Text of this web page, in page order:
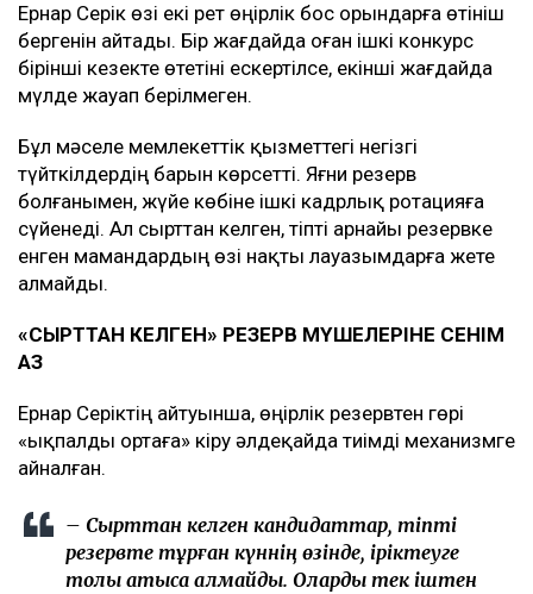
Ернар Серік өзі екі рет өңірлік бос орындарға өтініш
бергенін айтады. Бір жағдайда оған ішкі конкурс
бірінші кезекте өтетіні ескертілсе, екінші жағдайда
мүлде жауап берілмеген.
Бұл мәселе мемлекеттік қызметтегі негізгі
түйткілдердің барын көрсетті. Яғни резерв
болғанымен, жүйе көбіне ішкі кадрлық ротацияға
сүйенеді. Ал сырттан келген, тіпті арнайы резервке
енген мамандардың өзі нақты лауазымдарға жете
алмайды.
«СЫРТТАН КЕЛГЕН» РЕЗЕРВ МҮШЕЛЕРІНЕ СЕНІМ
АЗ
Ернар Серіктің айтуынша, өңірлік резервтен гөрі
«ықпалды ортаға» кіру әлдеқайда тиімді механизмге
айналған.
– Сырттан келген кандидаттар, тіпті
резервте тұрған күннің өзінде, іріктеуге
толық қатыса алмайды. Оларды тек іштен